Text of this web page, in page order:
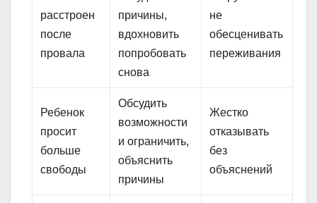
расстроен
после
провала
причины,
вдохновить
попробовать
снова
не
обесценивать
переживания
Ребенок
просит
больше
свободы
Обсудить
возможности
и ограничить,
объяснить
причины
Жестко
отказывать
без
объяснений